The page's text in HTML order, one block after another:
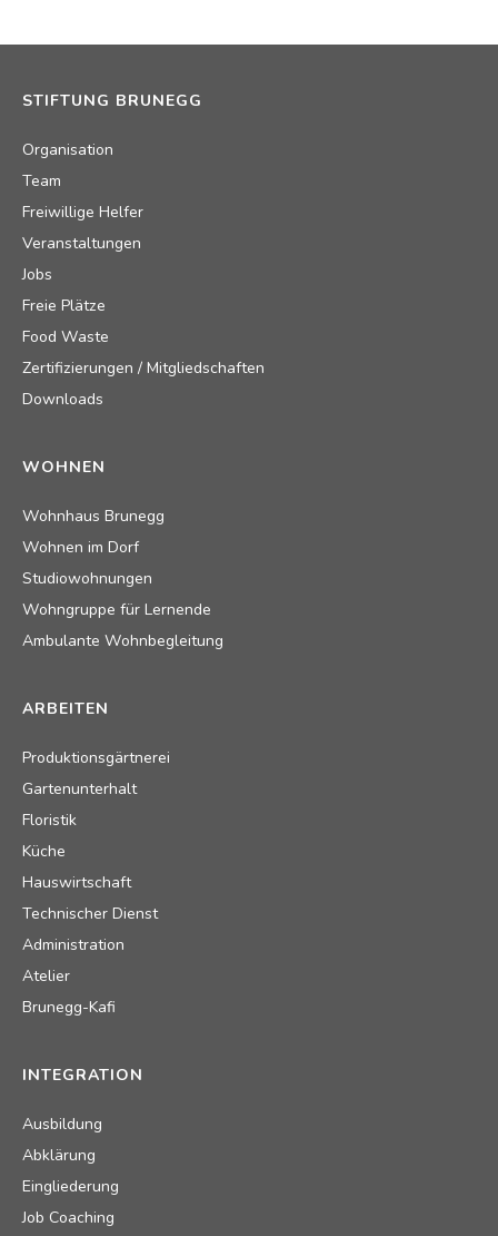
STIFTUNG BRUNEGG
Organisation
Team
Freiwillige Helfer
Veranstaltungen
Jobs
Freie Plätze
Food Waste
Zertifizierungen / Mitgliedschaften
Downloads
WOHNEN
Wohnhaus Brunegg
Wohnen im Dorf
Studiowohnungen
Wohngruppe für Lernende
Ambulante Wohnbegleitung
ARBEITEN
Produktionsgärtnerei
Gartenunterhalt
Floristik
Küche
Hauswirtschaft
Technischer Dienst
Administration
Atelier
Brunegg-Kafi
INTEGRATION
Ausbildung
Abklärung
Eingliederung
Job Coaching